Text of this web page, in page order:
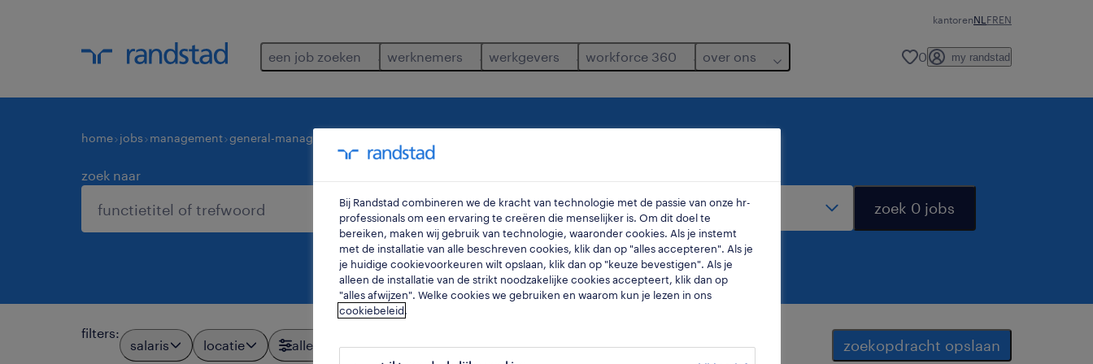
kantorenNL FREN
een job zoeken werknemers werkgevers workforce 360 over ons 0 my randstad
home jobs management general-managers
zoek naar
zoek 0 jobs
filters:
salaris locatie alle filters 2 zoekopdracht opslaan
Bij Randstad combineren we de kracht van technologie met de passie van onze hr-
professionals om een ervaring te creëren die menselijker is. Om dit doel te
bereiken, maken wij gebruik van technologie, waaronder cookies. Als je instemt
met de installatie van alle beschreven cookies, klik dan op "alles accepteren". Als je
je huidige cookievoorkeuren wilt opslaan, klik dan op "keuze bevestigen". Als je
alleen de installatie van de strikt noodzakelijke cookies accepteert, klik dan op
"alles afwijzen". Welke cookies we gebruiken en waarom kun je lezen in ons
cookiebeleid.